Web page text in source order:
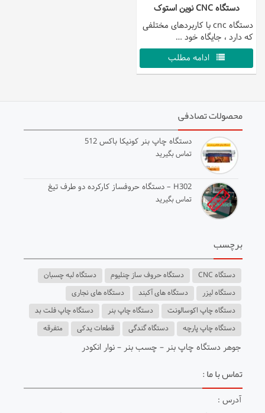
دستگاه CNC نوین استوک
دستگاه cnc با کاربردهای مختلفی
که دارد ، جایگاه خود …
ادامه مطلب
محصولات تصادفی
دستگاه چاپ بنر کونیکا باکس 512
تماس بگیرید
H302 – دستگاه حروفساز کارکرده دو طرف تیغ
تماس بگیرید
برچسب
دستگاه CNC دستگاه حروف ساز چنلیوم
دستگاه لبه چسبان
دستگاه لیزر
دستگاه های آکبند
دستگاه های نجاری
دستگاه چاپ اکوسالونت
دستگاه چاپ بنر
دستگاه چاپ فلت بد
دستگاه چاپ پارچه
دستگاه گندگی قطعات یدکی متفرقه
جوهر دستگاه چاپ بنر– چسب بنر– نوار انکودر
تماس با ما :
آدرس :